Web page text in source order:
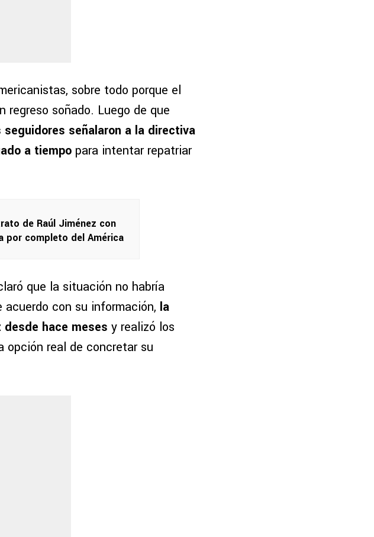
sobre todo porque el
soñado. Luego de que
señalaron a la directiva
a tiempo para intentar repatriar
de Raúl Jiménez con
por completo del América
que la situación no habría
con su información, la
hace meses y realizó los
opción real de concretar su